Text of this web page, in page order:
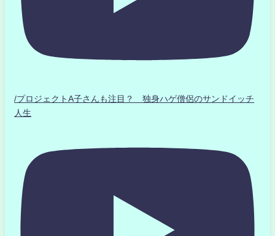
/プロジェクトA子さんも注目？ 独身ハゲ僧侶のサンドイッチ
人生